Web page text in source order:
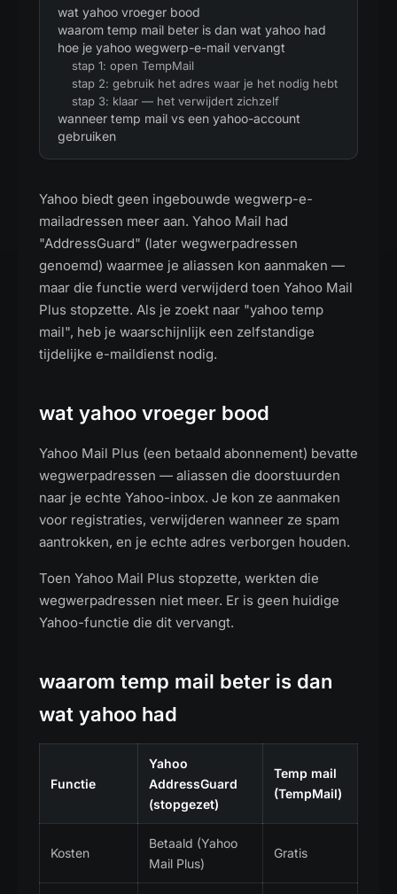
wat yahoo vroeger bood
waarom temp mail beter is dan wat yahoo had
hoe je yahoo wegwerp-e-mail vervangt
stap 1: open TempMail
stap 2: gebruik het adres waar je het nodig hebt
stap 3: klaar — het verwijdert zichzelf
wanneer temp mail vs een yahoo-account
gebruiken
Yahoo biedt geen ingebouwde wegwerp-e-
mailadressen meer aan. Yahoo Mail had
"AddressGuard" (later wegwerpadressen
genoemd) waarmee je aliassen kon aanmaken —
maar die functie werd verwijderd toen Yahoo Mail
Plus stopzette. Als je zoekt naar "yahoo temp
mail", heb je waarschijnlijk een zelfstandige
tijdelijke e-maildienst nodig.
wat yahoo vroeger bood
Yahoo Mail Plus (een betaald abonnement) bevatte
wegwerpadressen — aliassen die doorstuurden
naar je echte Yahoo-inbox. Je kon ze aanmaken
voor registraties, verwijderen wanneer ze spam
aantrokken, en je echte adres verborgen houden.
Toen Yahoo Mail Plus stopzette, werkten die
wegwerpadressen niet meer. Er is geen huidige
Yahoo-functie die dit vervangt.
waarom temp mail beter is dan
wat yahoo had
Functie
Yahoo
AddressGuard
(stopgezet)
Temp mail
(TempMail)
Kosten
Betaald (Yahoo
Mail Plus)
Gratis